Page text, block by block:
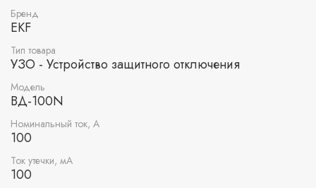
Бренд
EKF
Тип товара
УЗО - Устройство защитного отключения
Модель
ВД-100N
Номинальный ток, А
100
Ток утечки, мА
100